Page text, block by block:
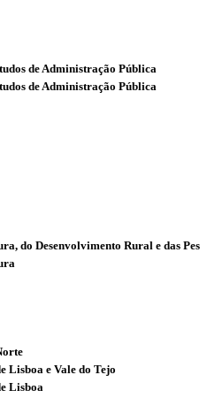
de Administração Pública
de Administração Pública
do Desenvolvimento Rural e das
Lisboa e Vale do Tejo
Lisboa